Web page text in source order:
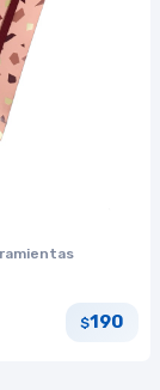
$190